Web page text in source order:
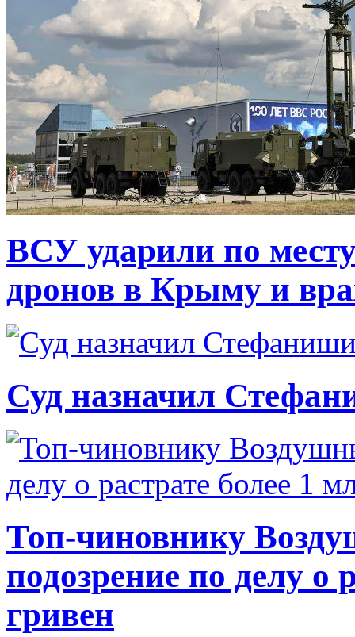
ВСУ ударили по
дронов в Крыму и
Суд назначил
Топ-чиновнику
подозрение по делу о
гривен